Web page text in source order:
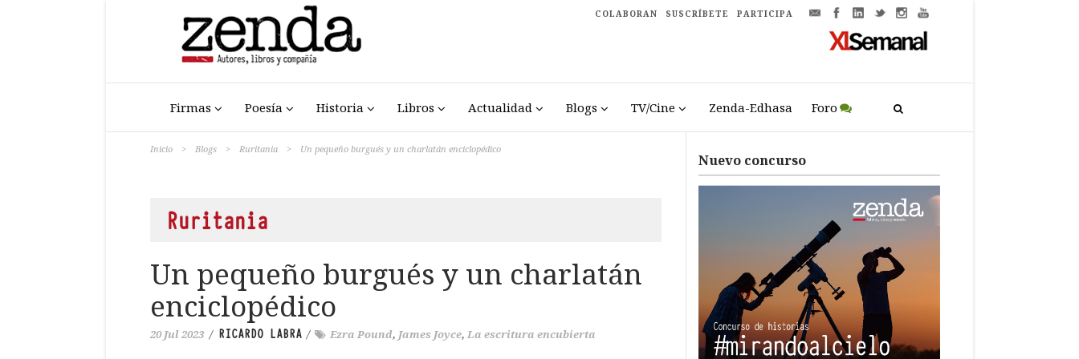
COLABORAN SUSCRÍBETE PARTICIPA
Firmas Poesía Historia Libros Actualidad Blogs TV/Cine Zenda-Edhasa Foro
Inicio > Blogs > Ruritania > Un pequeño burgués y un charlatán enciclopédico
Ruritania
Un pequeño burgués y un charlatán
enciclopédico
20 Jul 2023 / RICARDO LABRA / Ezra Pound, James Joyce, La escritura encubierta
Nuevo concurso